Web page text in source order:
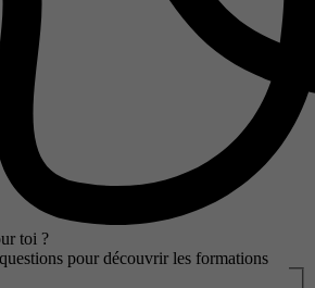
toi ?
pour découvrir les formations